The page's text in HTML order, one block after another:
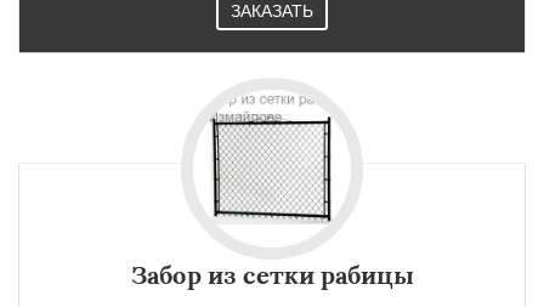
ЗАКАЗАТЬ
Забор из сетки рабицы